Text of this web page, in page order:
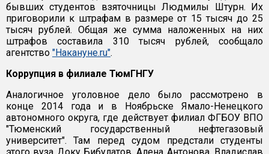
бывших студентов взяточницы Людмилы Штурн. Их
приговорили к штрафам в размере от 15 тысяч до 25
тысяч рублей. Общая же сумма наложенных на них
штрафов составила 310 тысяч рублей, сообщало
агентство "Накануне.ru".
Коррупция в филиале ТюмГНГУ
Аналогичное уголовное дело было рассмотрено в
конце 2014 года и в Ноябрьске Ямало-Ненецкого
автономного округа, где действует филиал ФГБОУ ВПО
"Тюменский государственный нефтегазовый
университет". Там перед судом предстали студенты
этого вуза Доку Бибулатов, Алена Антонова, Владислав